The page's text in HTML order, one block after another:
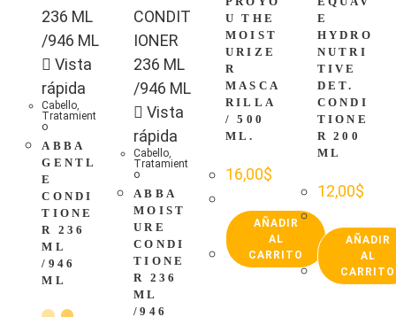
Vista
rápida
Cabello
Tratamient
o
ABBA
GENTL
E
CONDI
TIONE
R 236
ML
/946
ML
Vista
rápida
Cabello
Tratamient
o
ABBA
MOIST
URE
CONDI
TIONE
R 236
ML
/946
U THE
MOIST
URIZE
R
MASCA
RILLA
/ 500
ML.
16,00$
AÑADIR
AL
CARRITO
E
HYDRO
NUTRI
TIVE
DET.
CONDI
TIONE
R 200
ML
12,00$
AÑADIR
AL
CARRITO